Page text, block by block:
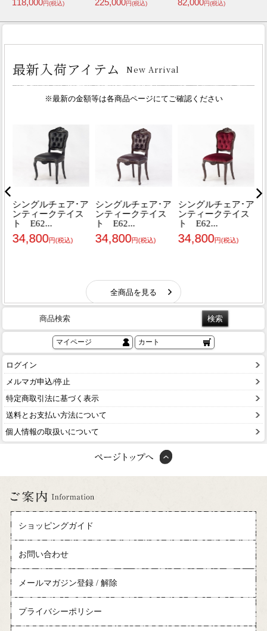
598,000円(税込) 108,000円(税込) 95,000円(税込)
商品検索
マイページ カート
ログイン
メルマガ申込/停止
特定商取引法に基づく表示
送料とお支払い方法について
個人情報の取扱いについて
ショッピングガイド
お問い合わせ
メールマガジン登録 / 解除
プライバシーポリシー